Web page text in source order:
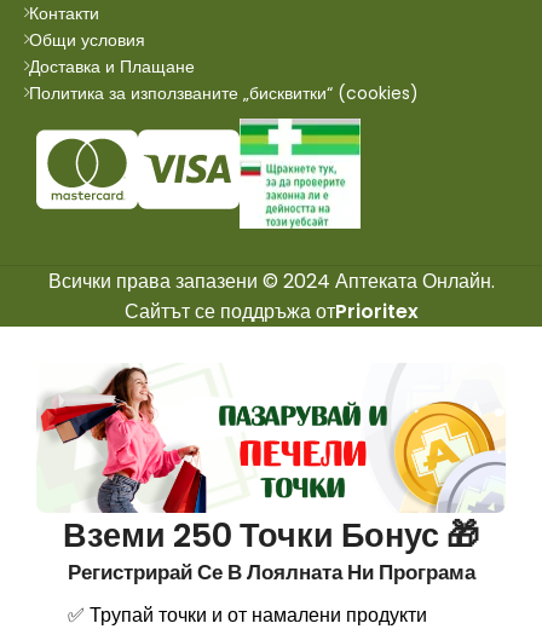
Контакти
Общи условия
Доставка и Плащане
Политика за използваните „бисквитки“ (cookies)
Всички права запазени © 2024 Аптеката Онлайн.
Сайтът се поддръжа отPrioritex
Вземи 250 Точки Бонус 🎁
Регистрирай Се В Лоялната Ни Програма
✅ Трупай точки и от намалени продукти